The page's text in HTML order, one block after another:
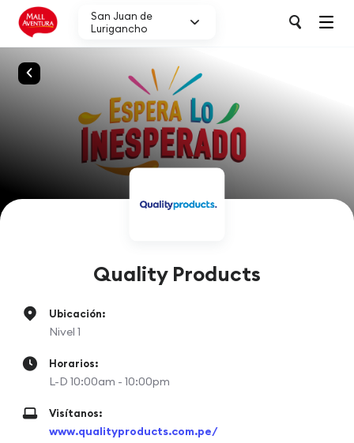
San Juan de
Lurigancho
Quality Products
Ubicación:
Nivel 1
Horarios:
L-D 10:00am - 10:00pm
Visítanos:
www.qualityproducts.com.pe/